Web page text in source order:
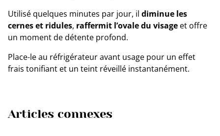
Utilisé quelques minutes par jour, il diminue les
cernes et ridules, raffermit l’ovale du visage et offre
un moment de détente profond.
Place-le au réfrigérateur avant usage pour un effet
frais tonifiant et un teint réveillé instantanément.
Articles connexes